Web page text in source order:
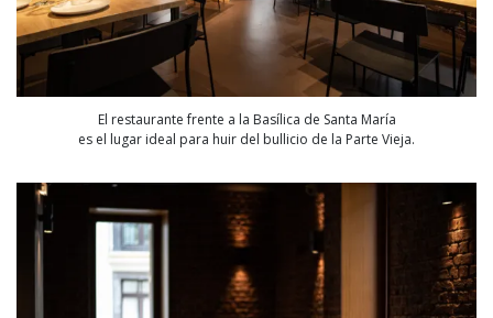
El restaurante frente a la Basílica de Santa María
es el lugar ideal para huir del bullicio de la Parte Vieja.